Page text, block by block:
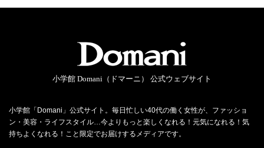
小学館 Domani（ドマーニ） 公式ウェブサイト
小学館「Domani」公式サイト。毎日忙しい40代の働く女性が、ファッショ
ン・美容・ライフスタイル…今よりもっと楽しくなれる！元気になれる！気
持ちよくなれる！こと限定でお届けするメディアです。